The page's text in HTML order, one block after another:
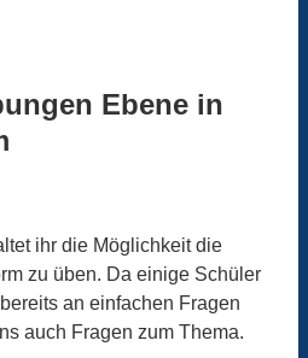
Ebene in
ihr die Möglichkeit die
zu üben. Da einige Schüler
an einfachen Fragen
auch Fragen zum Thema.